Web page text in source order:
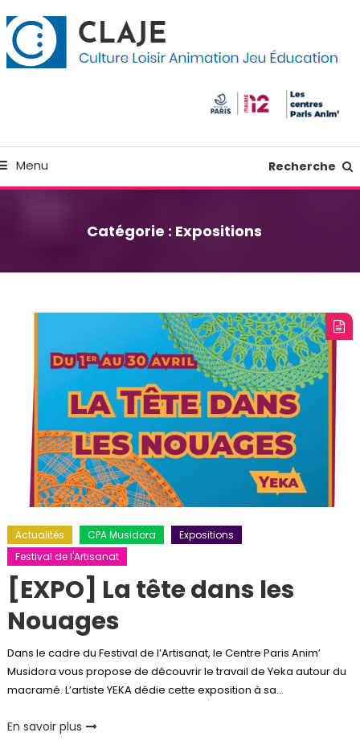
Menu Recherche
Catégorie : Expositions
Actualités CPA Musidora
Expositions
Festival de l'Artisanat
[EXPO] La tête dans les
Nouages
Dans le cadre du Festival de l’Artisanat, le Centre Paris Anim’
Musidora vous propose de découvrir le travail de Yeka autour du
macramé. L’artiste YEKA dédie cette exposition à sa…
En savoir plus